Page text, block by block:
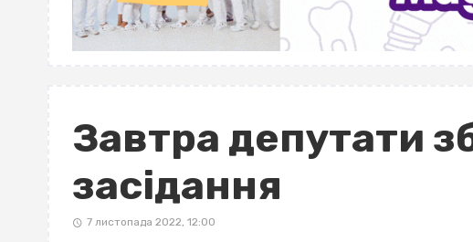
Завтра депутати
засідання
7 листопада 2022, 12:00